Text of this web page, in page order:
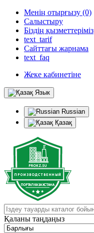
Менің отырғызу (0)
Салыстыру
Біздің қызметтеріміз
text_tarif
Сайттағы жарнама
text_faq
Жеке кабинетіне
Язык
Russian
Қазақ
Қаланы таңдаңыз